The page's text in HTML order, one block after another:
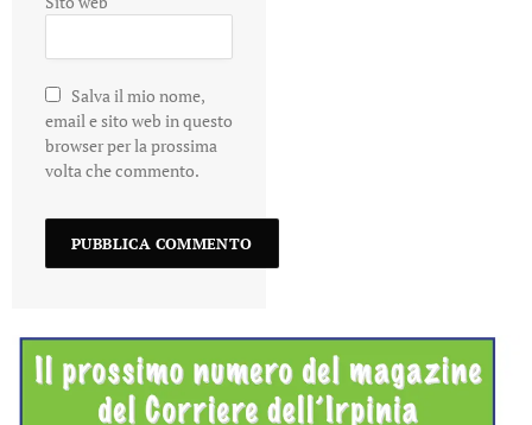
Salva il mio nome,
email e sito web in questo
browser per la prossima
volta che commento.